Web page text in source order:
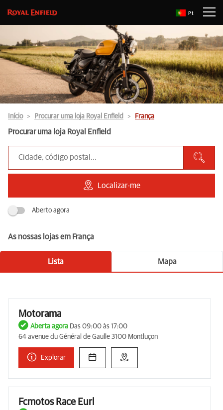
Pt
Início Procurar uma loja Royal Enfield França
Procurar uma loja Royal Enfield
Localizar-me
Aberto agora
As nossas lojas em França
Lista Mapa
Motorama
Aberta agora Das 09:00 às 17:00
64 avenue du Général de Gaulle 3100 Montluçon
Explorar
Fcmotos Race Eurl